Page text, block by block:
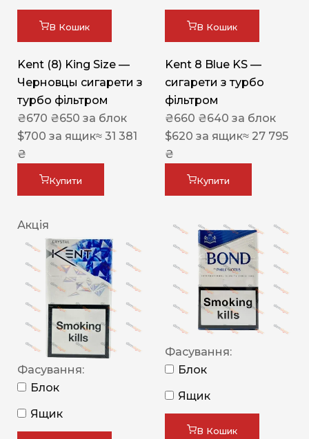
В Кошик
Kent (8) King Size —
Черновцы сигарети з
турбо фільтром
₴670 ₴650 за блок
$700 за ящик≈ 31 381
₴
Купити
В Кошик
Kent 8 Blue KS —
сигарети з турбо
фільтром
₴660 ₴640 за блок
$620 за ящик≈ 27 795
₴
Купити
Акція
Фасування:
Блок
Ящик
Фасування:
Блок
Ящик
В Кошик